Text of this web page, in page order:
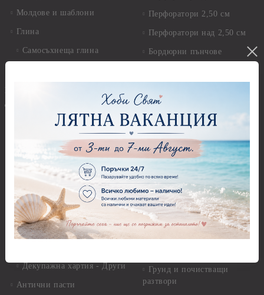
Молдове и шаблони
Глина
Самосъхнеща глина
Приложни техники и
Декупаж
Декупажна хартия
Оризова декупажна
хартия А4 - Alchemy of Art -
Оризова декупажна хартия
А4 - Itd. Collection - 25-30
гр.
Фина оризова декупажна
хартия Stamperia - 21 х
Декупажна хартия - Други
Антични пасти
Перфоратори 2,50 см
Перфоратори над 2,50 см
Бордюрни пънчове
Фигури - кръгове, овали
Перфоратори - Сърца и
звезди
Перфоратори - Цветя, листа
Перфоратори - Детски
Перфоратори - Животни
Перфоратори - Коледни и
Зимни
Грунд и почистващи
разтвори